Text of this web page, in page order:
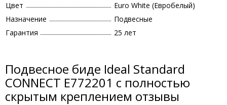
Цвет
Euro White (Евробелый)
Назначение
Подвесные
Гарантия
25 лет
Подвесное биде Ideal Standard
CONNECT E772201 с полностью
скрытым креплением отзывы